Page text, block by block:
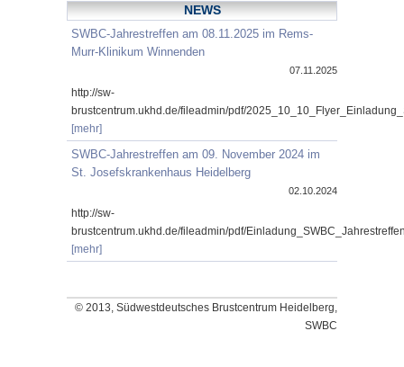
NEWS
SWBC-Jahrestreffen am 08.11.2025 im Rems-
Murr-Klinikum Winnenden
07.11.2025
http://sw-
brustcentrum.ukhd.de/fileadmin/pdf/
[mehr]
SWBC-Jahrestreffen am 09. November 2024 im
St. Josefskrankenhaus Heidelberg
02.10.2024
http://sw-
brustcentrum.ukhd.de/fileadmin/pdf/
[mehr]
© 2013, Südwestdeutsches Brustcentrum Heidelberg,
SWBC